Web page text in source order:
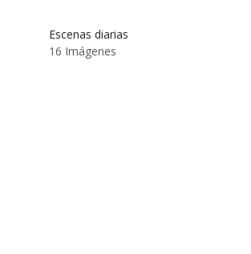
Escenas diarias
16 Imágenes